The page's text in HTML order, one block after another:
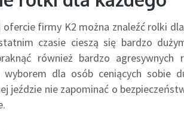
ofercie firmy K2 można znaleźć rolki
czasie cieszą się bardzo
również bardzo
wyborem dla osób ceniących sobie
jeździe nie zapominać o